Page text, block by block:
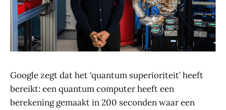
Google zegt dat het ‘quantum superioriteit’ heeft
bereikt: een quantum computer heeft een
berekening gemaakt in 200 seconden waar een